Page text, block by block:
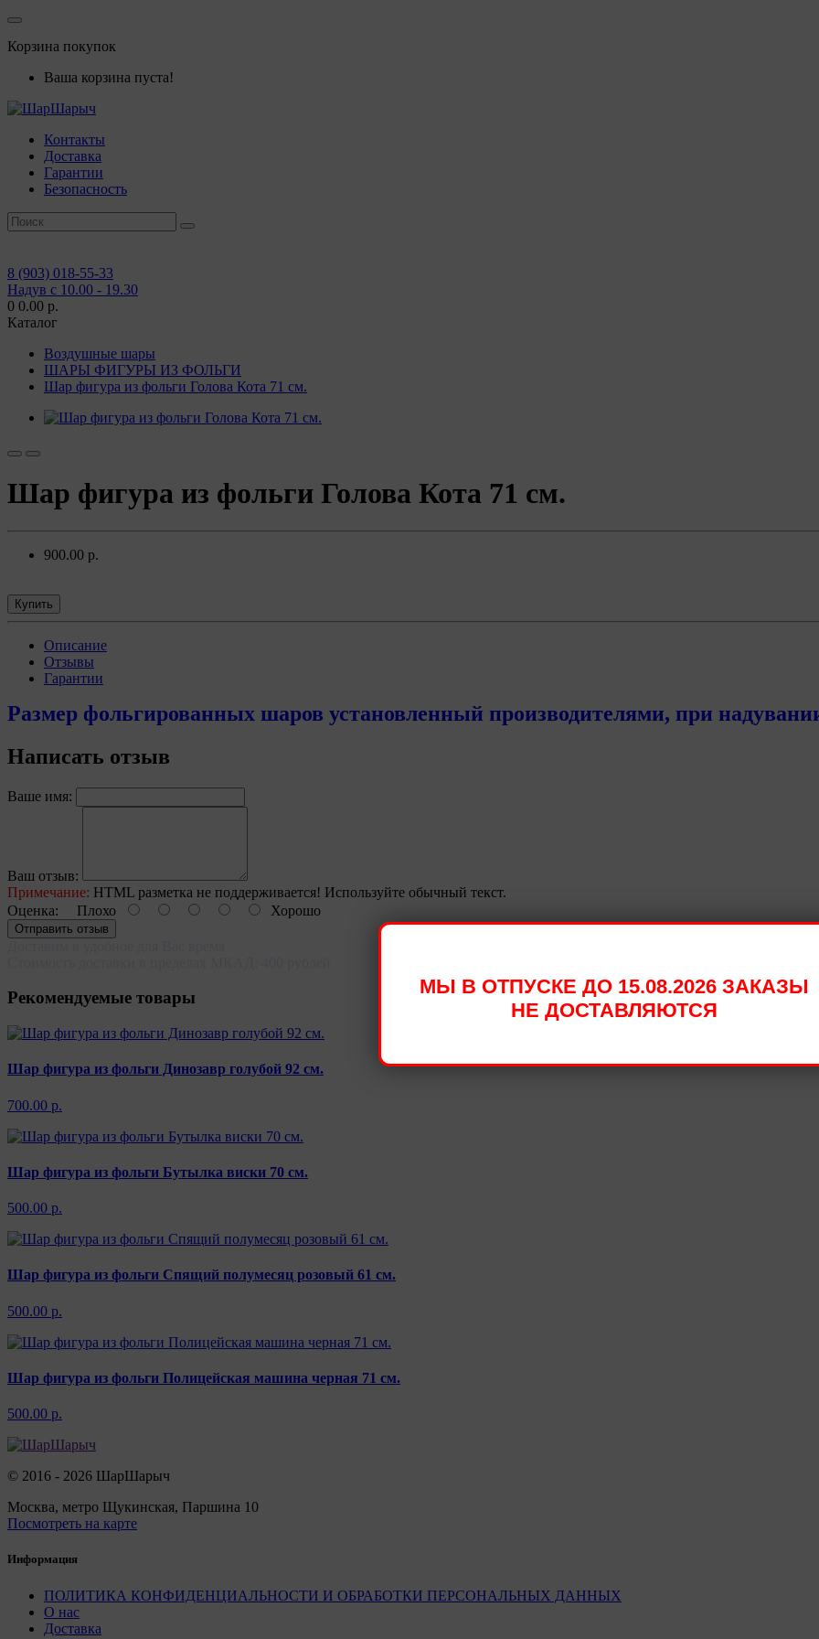
Корзина покупок
Ваша корзина пуста!
Контакты
Доставка
Гарантии
Безопасность
8 (903) 018-55-33
Надув с 10.00 - 19.30
0 0.00 р.
Каталог
Воздушные шары
ШАРЫ ФИГУРЫ ИЗ ФОЛЬГИ
Шар фигура из фольги Голова Кота 71 см.
Шар фигура из фольги Голова Кота 71 см.
900.00 р.
Купить
Описание
Отзывы
Гарантии
Размер фольгированных шаров установленный производителями, при
Написать отзыв
Ваше имя:
Ваш отзыв:
Примечание: HTML разметка не поддерживается! Используйте обычный текст.
Оценка: Плохо Хорошо
Отправить отзыв
Рекомендуемые товары
Шар фигура из фольги Динозавр голубой 92 см.
700.00 р.
Шар фигура из фольги Бутылка виски 70 см.
500.00 р.
Шар фигура из фольги Спящий полумесяц розовый 61 см.
500.00 р.
Шар фигура из фольги Полицейская машина черная 71 см.
500.00 р.
© 2016 - 2026 ШарШарыч
Москва, метро Щукинская, Паршина 10
Посмотреть на карте
Информация
ПОЛИТИКА КОНФИДЕНЦИАЛЬНОСТИ И ОБРАБОТКИ ПЕРСОНАЛЬНЫХ ДАННЫХ
О нас
Доставка
МЫ В ОТПУСКЕ ДО 15.08.2026 ЗАКАЗЫ
НЕ ДОСТАВЛЯЮТСЯ